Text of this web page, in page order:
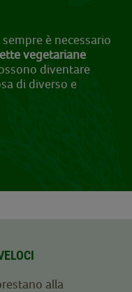
è necessario
vegetariane
diventare
di diverso e
alla